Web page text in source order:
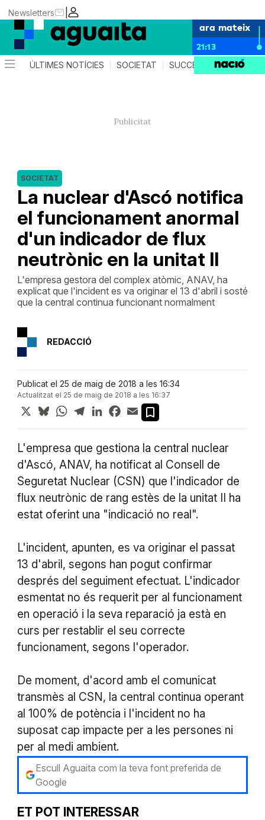
|
Newsletters
ara mateix
21:13
ÚLTIMES NOTÍCIES SOCIETAT SUCCESSOS AGENDA
La nuclear d'Ascó notifica
el funcionament anormal
d'un indicador de flux
neutrònic en la unitat II
SOCIETAT
L'empresa gestora del complex atòmic, ANAV, ha
explicat que l'incident es va originar el 13 d'abril i sosté
que la central continua funcionant normalment
REDACCIÓ
Publicat el 25 de maig de 2018 a les 16:34
Actualitzat el 25 de maig de 2018 a les 16:37
X BlueskyWhatsApp
TelegramLinkedInFacebook
Email
L'empresa que gestiona la central nuclear
d'Ascó, ANAV, ha notificat al Consell de
Seguretat Nuclear (CSN) que l'indicador de
flux neutrònic de rang estès de la unitat II ha
estat oferint una "indicació no real".
L'incident, apunten, es va originar el passat
13 d'abril, segons han pogut confirmar
després del seguiment efectuat. L'indicador
esmentat no és requerit per al funcionament
en operació i la seva reparació ja està en
curs per restablir el seu correcte
funcionament, segons l'operador.
De moment, d'acord amb el comunicat
transmès al CSN, la central continua operant
al 100% de potència i l'incident no ha
suposat cap impacte per a les persones ni
per al medi ambient.
Escull Aguaita com la teva font preferida de
Google
ET POT INTERESSAR